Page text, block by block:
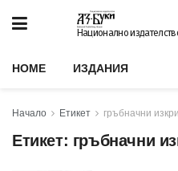
Национално
HOME ИЗДАНИЯ
Начало Етикет гръбначни
Етикет: гръбначни